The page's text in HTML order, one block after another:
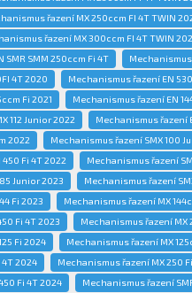
řazení MX 250ccm FI 4T TWIN
řazení MX 300ccm FI 4T TWIN
SMM 250ccm Fi 4T Mechanismus
4T 2020 Mechanismus řazení EN
Fi 2021 Mechanismus řazení EN
112 Junior 2022 Mechanismus řazení
2022 Mechanismus řazení SMX 100
Fi 4T 2022 Mechanismus řazení
Junior 2023 Mechanismus řazení
Fi 2023 Mechanismus řazení MX
Fi 4T 2023 Mechanismus řazení MX
Fi 2024 Mechanismus řazení MX
2024 Mechanismus řazení MX 250
Fi 4T 2024 Mechanismus řazení